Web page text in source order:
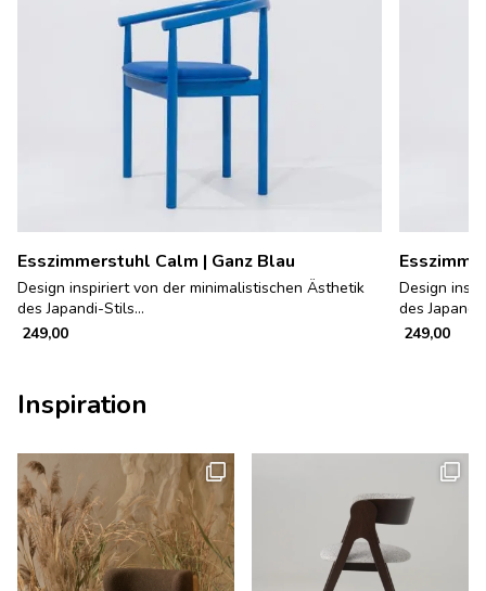
Esszimmerstuhl Calm | Ganz Blau
Design inspiriert von der minimalistischen Ästhetik
des Japandi-Stils...
249,00
Design
des
249,00
Inspiration